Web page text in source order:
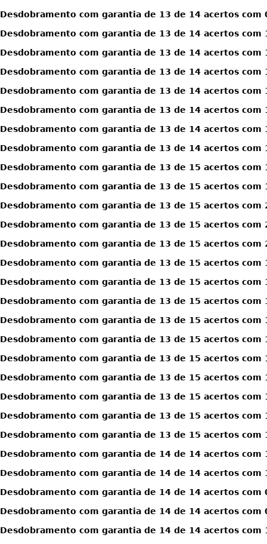
Desdobramento com garantia de 13 de 14 acertos com
Desdobramento com garantia de 13 de 14 acertos com
Desdobramento com garantia de 13 de 14 acertos com
Desdobramento com garantia de 13 de 14 acertos com
Desdobramento com garantia de 13 de 14 acertos com
Desdobramento com garantia de 13 de 14 acertos com
Desdobramento com garantia de 13 de 14 acertos com
Desdobramento com garantia de 13 de 14 acertos com
Desdobramento com garantia de 13 de 15 acertos com
Desdobramento com garantia de 13 de 15 acertos com
Desdobramento com garantia de 13 de 15 acertos com
Desdobramento com garantia de 13 de 15 acertos com
Desdobramento com garantia de 13 de 15 acertos com
Desdobramento com garantia de 13 de 15 acertos com
Desdobramento com garantia de 13 de 15 acertos com
Desdobramento com garantia de 13 de 15 acertos com
Desdobramento com garantia de 13 de 15 acertos com
Desdobramento com garantia de 13 de 15 acertos com
Desdobramento com garantia de 13 de 15 acertos com
Desdobramento com garantia de 13 de 15 acertos com
Desdobramento com garantia de 13 de 15 acertos com
Desdobramento com garantia de 13 de 15 acertos com
Desdobramento com garantia de 13 de 15 acertos com
Desdobramento com garantia de 14 de 14 acertos com
Desdobramento com garantia de 14 de 14 acertos com
Desdobramento com garantia de 14 de 14 acertos com
Desdobramento com garantia de 14 de 14 acertos com
Desdobramento com garantia de 14 de 14 acertos com